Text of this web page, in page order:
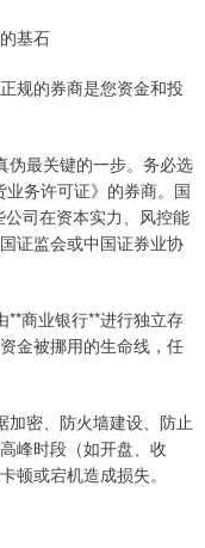
基石
规的券商是您资金和投
伪最关键的一步。务必选
务许可证》的券商。国
司在资本实力、风控能
证监会或中国证券业协
**商业银行**进行独立存
金被挪用的生命线，任
加密、防火墙建设、防止
峰时段（如开盘、收
顿或宕机造成损失。